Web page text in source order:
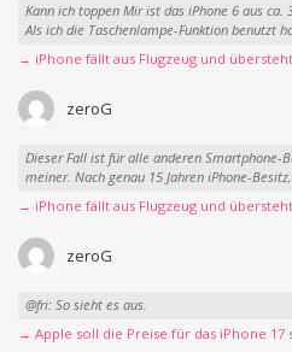
Kann ich toppen Mir ist das iPhone 6 aus ca.
Als ich die Taschenlampe-Funktion benutzt
→ iPhone fällt aus Flugzeug und
zeroG
Dieser Fall ist für alle anderen Smartphone-
meiner. Nach genau 15 Jahren iPhone-
→ iPhone fällt aus Flugzeug und
zeroG
@fri: So sieht es aus.
→ Apple soll die Preise für das iPhone